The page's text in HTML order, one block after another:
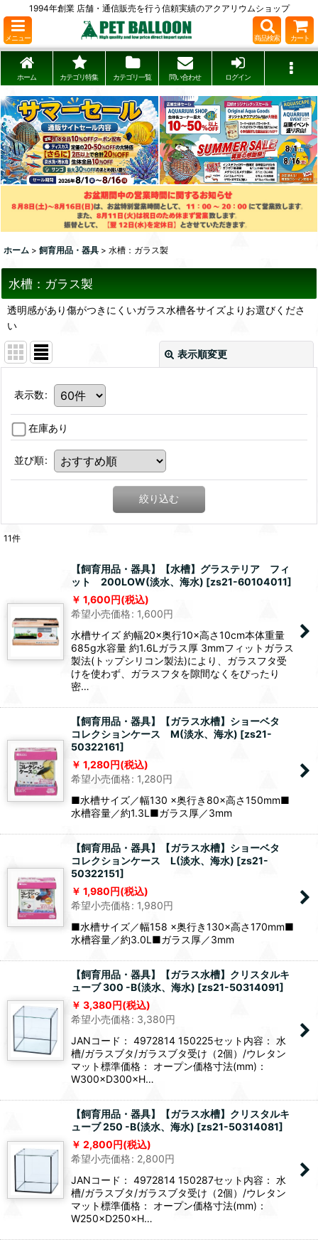
1994年創業 店舗・通信販売を行う信頼実績のアクアリウムショップ
メニュー 商品検索 カート
ホーム カテゴリ特集 カテゴリ一覧 問い合わせ ログイン
ホーム > 飼育用品・器具 > 水槽：ガラス製
水槽：ガラス製
透明感があり傷がつきにくいガラス水槽各サイズよりお選びくださ
い
表示順変更
表示数:
在庫あり
並び順:
絞り込む
11件
【飼育用品・器具】【水槽】グラステリア フィ
ット 200LOW(淡水、海水) [zs21-60104011]
1,600円(税込)
希望小売価格: 1,600円
水槽サイズ 約幅20×奥行10×高さ10cm本体重量
685g水容量 約1.6Lガラス厚 3mmフィットガラス
製法(トップシリコン製法)により、ガラスフタ受
けを使わず、ガラスフタを隙間なくをぴったり
密…
【飼育用品・器具】【ガラス水槽】ショーベタ
コレクションケース M(淡水、海水) [zs21-
50322161]
1,280円(税込)
希望小売価格: 1,280円
■水槽サイズ／幅130 ×奥行き80×高さ150mm■
水槽容量／約1.3L■ガラス厚／3mm
【飼育用品・器具】【ガラス水槽】ショーベタ
コレクションケース L(淡水、海水) [zs21-
50322151]
1,980円(税込)
希望小売価格: 1,980円
■水槽サイズ／幅158 ×奥行き130×高さ170mm■
水槽容量／約3.0L■ガラス厚／3mm
【飼育用品・器具】【ガラス水槽】クリスタルキ
ューブ 300 -B(淡水、海水) [zs21-50314091]
3,380円(税込)
希望小売価格: 3,380円
JANコード： 4972814 150225セット内容： 水
槽/ガラスブタ/ガラスブタ受け（2個）/ウレタン
マット標準価格： オープン価格寸法(mm)：
W300×D300×H…
【飼育用品・器具】【ガラス水槽】クリスタルキ
ューブ 250 -B(淡水、海水) [zs21-50314081]
2,800円(税込)
希望小売価格: 2,800円
JANコード： 4972814 150287セット内容： 水
槽/ガラスブタ/ガラスブタ受け（2個）/ウレタン
マット標準価格： オープン価格寸法(mm)：
W250×D250×H…